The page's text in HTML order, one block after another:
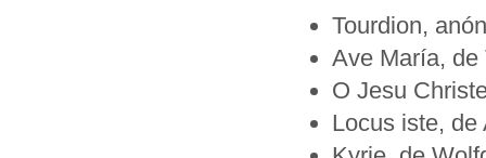
Tourdion,
Ave María, de
O Jesu
Locus iste, de